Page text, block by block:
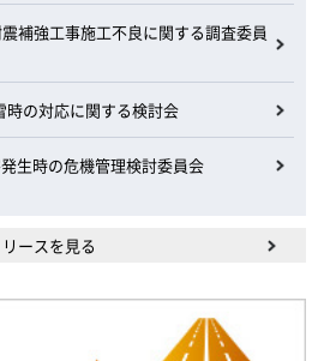
補強工事施工不良に関する調査委員
時の対応に関する検討会
生時の危機管理検討委員会
ースを見る